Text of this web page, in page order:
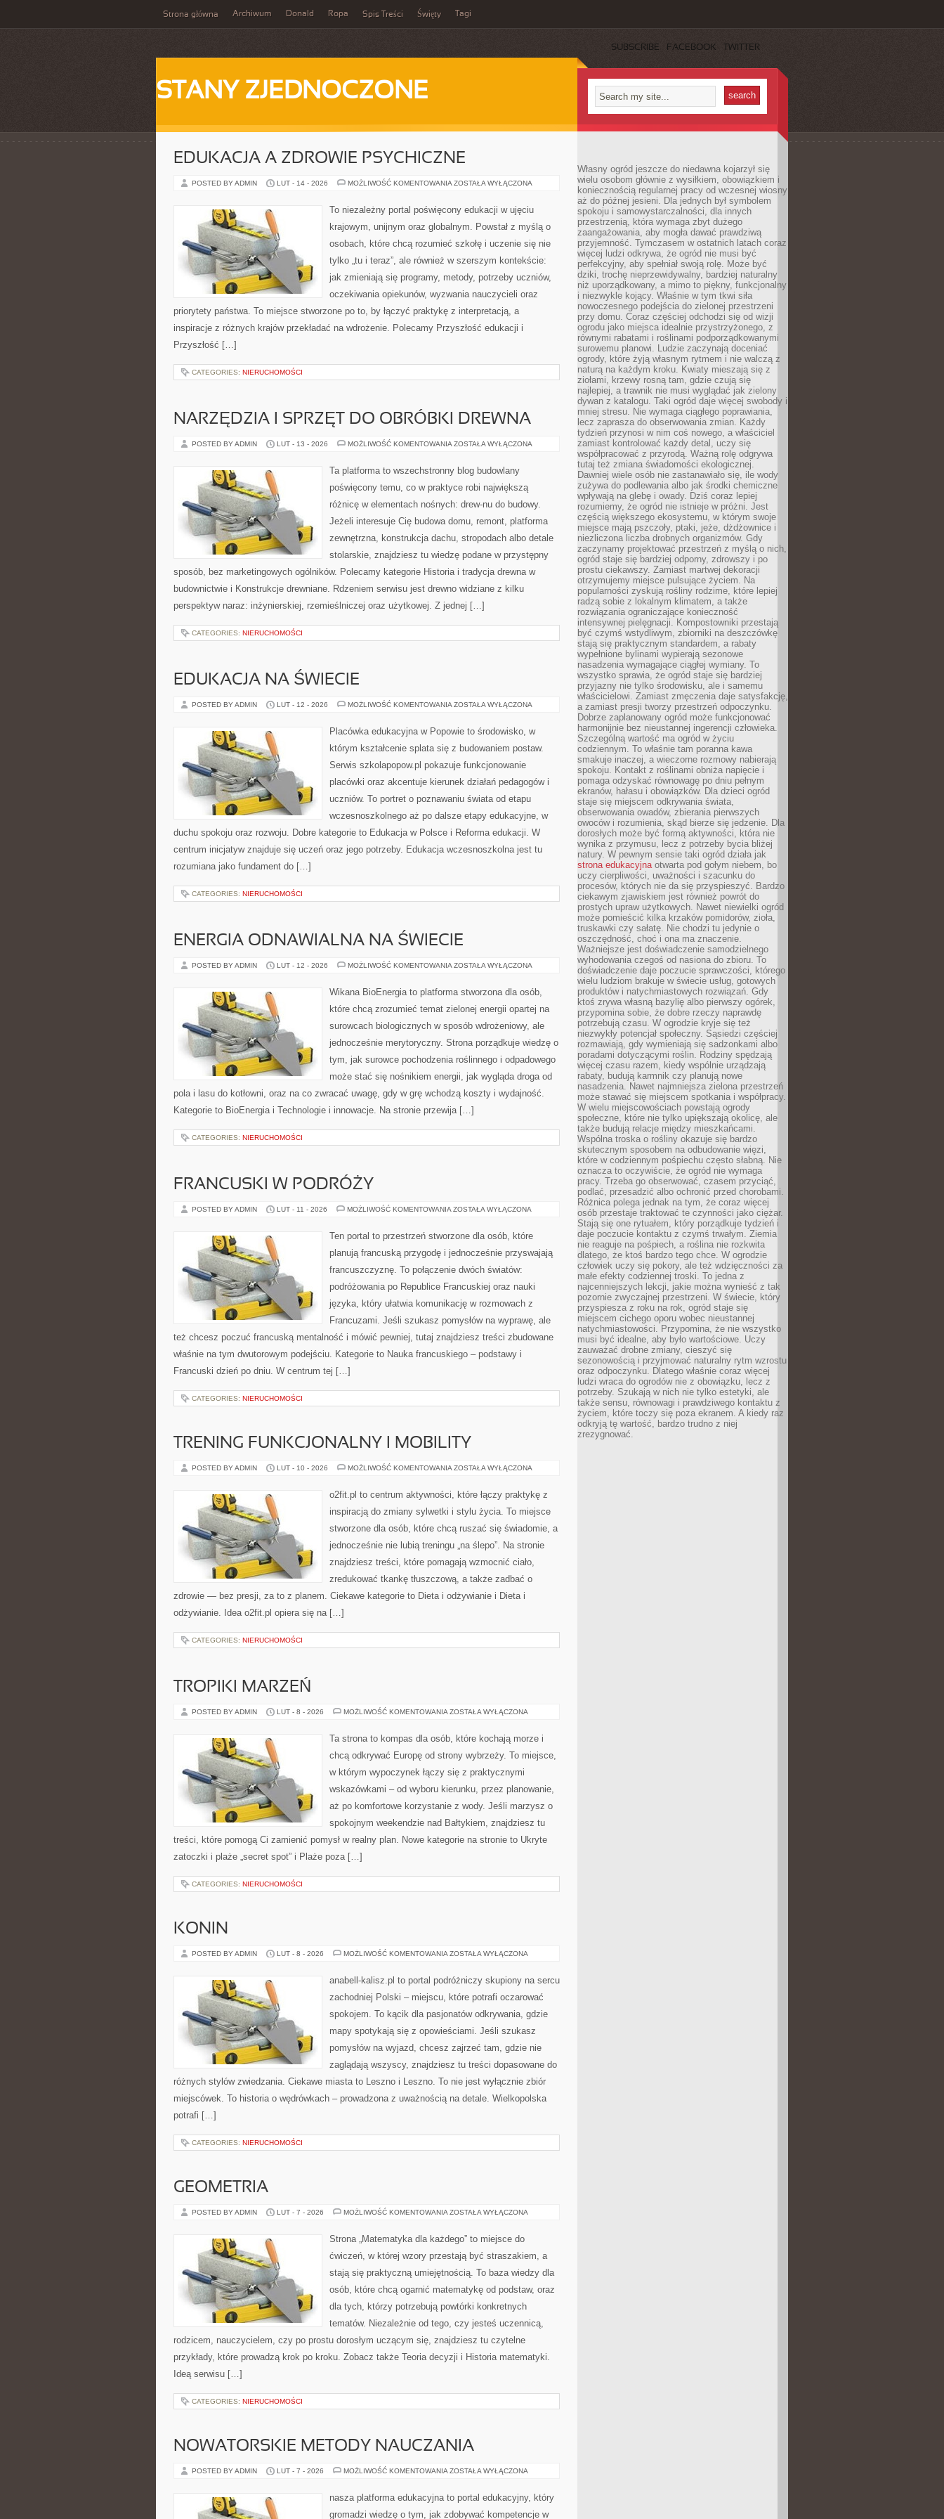
Strona główna Archiwum Donald Ropa Spis Treści Święty Tagi
SUBSCRIBE FACEBOOK TWITTER
STANY ZJEDNOCZONE
EDUKACJA A ZDROWIE PSYCHICZNE
POSTED BY ADMIN LUT - 14 - 2026 MOŻLIWOŚĆ KOMENTOWANIA EDUKACJA
PSYCHICZNE
ZOSTAŁA WYŁĄCZONA
To niezależny portal poświęcony edukacji w ujęciu
krajowym, unijnym oraz globalnym. Powstał z myślą o
osobach, które chcą rozumieć szkołę i uczenie się nie
tylko „tu i teraz”, ale również w szerszym kontekście:
jak zmieniają się programy, metody, potrzeby uczniów,
oczekiwania opiekunów, wyzwania nauczycieli oraz
priorytety państwa. To miejsce stworzone po to, by łączyć praktykę z interpretacją, a
inspiracje z różnych krajów przekładać na wdrożenie. Polecamy Przyszłość edukacji i
Przyszłość […]
CATEGORIES: NIERUCHOMOŚCI
NARZĘDZIA I SPRZĘT DO OBRÓBKI DREWNA
POSTED BY ADMIN LUT - 13 - 2026 MOŻLIWOŚĆ KOMENTOWANIA NARZĘDZIA
DO
OBRÓBKI
ZOSTAŁA WYŁĄCZONA
Ta platforma to wszechstronny blog budowlany
poświęcony temu, co w praktyce robi największą
różnicę w elementach nośnych: drew-nu do budowy.
Jeżeli interesuje Cię budowa domu, remont, platforma
zewnętrzna, konstrukcja dachu, stropodach albo detale
stolarskie, znajdziesz tu wiedzę podane w przystępny
sposób, bez marketingowych ogólników. Polecamy kategorie Historia i tradycja drewna w
budownictwie i Konstrukcje drewniane. Rdzeniem serwisu jest drewno widziane z kilku
perspektyw naraz: inżynierskiej, rzemieślniczej oraz użytkowej. Z jednej […]
CATEGORIES: NIERUCHOMOŚCI
EDUKACJA NA ŚWIECIE
POSTED BY ADMIN LUT - 12 - 2026 MOŻLIWOŚĆ KOMENTOWANIA EDUKACJA
ZOSTAŁA WYŁĄCZONA
Placówka edukacyjna w Popowie to środowisko, w
którym kształcenie splata się z budowaniem postaw.
Serwis szkolapopow.pl pokazuje funkcjonowanie
placówki oraz akcentuje kierunek działań pedagogów i
uczniów. To portret o poznawaniu świata od etapu
wczesnoszkolnego aż po dalsze etapy edukacyjne, w
duchu spokoju oraz rozwoju. Dobre kategorie to Edukacja w Polsce i Reforma edukacji. W
centrum inicjatyw znajduje się uczeń oraz jego potrzeby. Edukacja wczesnoszkolna jest tu
rozumiana jako fundament do […]
CATEGORIES: NIERUCHOMOŚCI
ENERGIA ODNAWIALNA NA ŚWIECIE
POSTED BY ADMIN LUT - 12 - 2026 MOŻLIWOŚĆ KOMENTOWANIA ENERGIA
ŚWIECIE
ZOSTAŁA WYŁĄCZONA
Wikana BioEnergia to platforma stworzona dla osób,
które chcą zrozumieć temat zielonej energii opartej na
surowcach biologicznych w sposób wdrożeniowy, ale
jednocześnie merytoryczny. Strona porządkuje wiedzę o
tym, jak surowce pochodzenia roślinnego i odpadowego
może stać się nośnikiem energii, jak wygląda droga od
pola i lasu do kotłowni, oraz na co zwracać uwagę, gdy w grę wchodzą koszty i wydajność.
Kategorie to BioEnergia i Technologie i innowacje. Na stronie przewija […]
CATEGORIES: NIERUCHOMOŚCI
FRANCUSKI W PODRÓŻY
POSTED BY ADMIN LUT - 11 - 2026 MOŻLIWOŚĆ KOMENTOWANIA FRANCUSKI
ZOSTAŁA WYŁĄCZONA
Ten portal to przestrzeń stworzone dla osób, które
planują francuską przygodę i jednocześnie przyswajają
francuszczyznę. To połączenie dwóch światów:
podróżowania po Republice Francuskiej oraz nauki
języka, który ułatwia komunikację w rozmowach z
Francuzami. Jeśli szukasz pomysłów na wyprawę, ale
też chcesz poczuć francuską mentalność i mówić pewniej, tutaj znajdziesz treści zbudowane
właśnie na tym dwutorowym podejściu. Kategorie to Nauka francuskiego – podstawy i
Francuski dzień po dniu. W centrum tej […]
CATEGORIES: NIERUCHOMOŚCI
TRENING FUNKCJONALNY I MOBILITY
POSTED BY ADMIN LUT - 10 - 2026 MOŻLIWOŚĆ KOMENTOWANIA TRENING
MOBILITY
ZOSTAŁA WYŁĄCZONA
o2fit.pl to centrum aktywności, które łączy praktykę z
inspiracją do zmiany sylwetki i stylu życia. To miejsce
stworzone dla osób, które chcą ruszać się świadomie, a
jednocześnie nie lubią treningu „na ślepo”. Na stronie
znajdziesz treści, które pomagają wzmocnić ciało,
zredukować tkankę tłuszczową, a także zadbać o
zdrowie — bez presji, za to z planem. Ciekawe kategorie to Dieta i odżywianie i Dieta i
odżywianie. Idea o2fit.pl opiera się na […]
CATEGORIES: NIERUCHOMOŚCI
TROPIKI MARZEŃ
POSTED BY ADMIN LUT - 8 - 2026 MOŻLIWOŚĆ KOMENTOWANIA TROPIKI
ZOSTAŁA WYŁĄCZONA
Ta strona to kompas dla osób, które kochają morze i
chcą odkrywać Europę od strony wybrzeży. To miejsce,
w którym wypoczynek łączy się z praktycznymi
wskazówkami – od wyboru kierunku, przez planowanie,
aż po komfortowe korzystanie z wody. Jeśli marzysz o
spokojnym weekendzie nad Bałtykiem, znajdziesz tu
treści, które pomogą Ci zamienić pomysł w realny plan. Nowe kategorie na stronie to Ukryte
zatoczki i plaże „secret spot” i Plaże poza […]
CATEGORIES: NIERUCHOMOŚCI
KONIN
POSTED BY ADMIN LUT - 8 - 2026 MOŻLIWOŚĆ KOMENTOWANIA KONIN
ZOSTAŁA WYŁĄCZONA
anabell-kalisz.pl to portal podróżniczy skupiony na sercu
zachodniej Polski – miejscu, które potrafi oczarować
spokojem. To kącik dla pasjonatów odkrywania, gdzie
mapy spotykają się z opowieściami. Jeśli szukasz
pomysłów na wyjazd, chcesz zajrzeć tam, gdzie nie
zaglądają wszyscy, znajdziesz tu treści dopasowane do
różnych stylów zwiedzania. Ciekawe miasta to Leszno i Leszno. To nie jest wyłącznie zbiór
miejscówek. To historia o wędrówkach – prowadzona z uważnością na detale. Wielkopolska
potrafi […]
CATEGORIES: NIERUCHOMOŚCI
GEOMETRIA
POSTED BY ADMIN LUT - 7 - 2026 MOŻLIWOŚĆ KOMENTOWANIA GEOMETRIA
ZOSTAŁA WYŁĄCZONA
Strona „Matematyka dla każdego” to miejsce do
ćwiczeń, w której wzory przestają być straszakiem, a
stają się praktyczną umiejętnością. To baza wiedzy dla
osób, które chcą ogarnić matematykę od podstaw, oraz
dla tych, którzy potrzebują powtórki konkretnych
tematów. Niezależnie od tego, czy jesteś uczennicą,
rodzicem, nauczycielem, czy po prostu dorosłym uczącym się, znajdziesz tu czytelne
przykłady, które prowadzą krok po kroku. Zobacz także Teoria decyzji i Historia matematyki.
Ideą serwisu […]
CATEGORIES: NIERUCHOMOŚCI
NOWATORSKIE METODY NAUCZANIA
POSTED BY ADMIN LUT - 7 - 2026 MOŻLIWOŚĆ KOMENTOWANIA NOWATORSKIE
ZOSTAŁA WYŁĄCZONA
nasza platforma edukacyjna to portal edukacyjny, który
gromadzi wiedzę o tym, jak zdobywać kompetencje w
Własny ogród jeszcze do niedawna kojarzył się
wielu osobom głównie z wysiłkiem, obowiązkiem i
koniecznością regularnej pracy od wczesnej wiosny
aż do późnej jesieni. Dla jednych był symbolem
spokoju i samowystarczalności, dla innych
przestrzenią, która wymaga zbyt dużego
zaangażowania, aby mogła dawać prawdziwą
przyjemność. Tymczasem w ostatnich latach coraz
więcej ludzi odkrywa, że ogród nie musi być
perfekcyjny, aby spełniał swoją rolę. Może być
dziki, trochę nieprzewidywalny, bardziej naturalny
niż uporządkowany, a mimo to piękny, funkcjonalny
i niezwykle kojący. Właśnie w tym tkwi siła
nowoczesnego podejścia do zielonej przestrzeni
przy domu. Coraz częściej odchodzi się od wizji
ogrodu jako miejsca idealnie przystrzyżonego, z
równymi rabatami i roślinami podporządkowanymi
surowemu planowi. Ludzie zaczynają doceniać
ogrody, które żyją własnym rytmem i nie walczą z
naturą na każdym kroku. Kwiaty mieszają się z
ziołami, krzewy rosną tam, gdzie czują się
najlepiej, a trawnik nie musi wyglądać jak zielony
dywan z katalogu. Taki ogród daje więcej swobody i
mniej stresu. Nie wymaga ciągłego poprawiania,
lecz zaprasza do obserwowania zmian. Każdy
tydzień przynosi w nim coś nowego, a właściciel
zamiast kontrolować każdy detal, uczy się
współpracować z przyrodą. Ważną rolę odgrywa
tutaj też zmiana świadomości ekologicznej.
Dawniej wiele osób nie zastanawiało się, ile wody
zużywa do podlewania albo jak środki chemiczne
wpływają na glebę i owady. Dziś coraz lepiej
rozumiemy, że ogród nie istnieje w próżni. Jest
częścią większego ekosystemu, w którym swoje
miejsce mają pszczoły, ptaki, jeże, dżdżownice i
niezliczona liczba drobnych organizmów. Gdy
zaczynamy projektować przestrzeń z myślą o nich,
ogród staje się bardziej odporny, zdrowszy i po
prostu ciekawszy. Zamiast martwej dekoracji
otrzymujemy miejsce pulsujące życiem. Na
popularności zyskują rośliny rodzime, które lepiej
radzą sobie z lokalnym klimatem, a także
rozwiązania ograniczające konieczność
intensywnej pielęgnacji. Kompostowniki przestają
być czymś wstydliwym, zbiorniki na deszczówkę
stają się praktycznym standardem, a rabaty
wypełnione bylinami wypierają sezonowe
nasadzenia wymagające ciągłej wymiany. To
wszystko sprawia, że ogród staje się bardziej
przyjazny nie tylko środowisku, ale i samemu
właścicielowi. Zamiast zmęczenia daje satysfakcję,
a zamiast presji tworzy przestrzeń odpoczynku.
Dobrze zaplanowany ogród może funkcjonować
harmonijnie bez nieustannej ingerencji człowieka.
Szczególną wartość ma ogród w życiu
codziennym. To właśnie tam poranna kawa
smakuje inaczej, a wieczorne rozmowy nabierają
spokoju. Kontakt z roślinami obniża napięcie i
pomaga odzyskać równowagę po dniu pełnym
ekranów, hałasu i obowiązków. Dla dzieci ogród
staje się miejscem odkrywania świata,
obserwowania owadów, zbierania pierwszych
owoców i rozumienia, skąd bierze się jedzenie. Dla
dorosłych może być formą aktywności, która nie
wynika z przymusu, lecz z potrzeby bycia bliżej
natury. W pewnym sensie taki ogród działa jak
strona edukacyjnaotwarta pod gołym niebem, bo
uczy cierpliwości, uważności i szacunku do
procesów, których nie da się przyspieszyć. Bardzo
ciekawym zjawiskiem jest również powrót do
prostych upraw użytkowych. Nawet niewielki ogród
może pomieścić kilka krzaków pomidorów, zioła,
truskawki czy sałatę. Nie chodzi tu jedynie o
oszczędność, choć i ona ma znaczenie.
Ważniejsze jest doświadczenie samodzielnego
wyhodowania czegoś od nasiona do zbioru. To
doświadczenie daje poczucie sprawczości, którego
wielu ludziom brakuje w świecie usług, gotowych
produktów i natychmiastowych rozwiązań. Gdy
ktoś zrywa własną bazylię albo pierwszy ogórek,
przypomina sobie, że dobre rzeczy naprawdę
potrzebują czasu. W ogrodzie kryje się też
niezwykły potencjał społeczny. Sąsiedzi częściej
rozmawiają, gdy wymieniają się sadzonkami albo
poradami dotyczącymi roślin. Rodziny spędzają
więcej czasu razem, kiedy wspólnie urządzają
rabaty, budują karmnik czy planują nowe
nasadzenia. Nawet najmniejsza zielona przestrzeń
może stawać się miejscem spotkania i współpracy.
W wielu miejscowościach powstają ogrody
społeczne, które nie tylko upiększają okolicę, ale
także budują relacje między mieszkańcami.
Wspólna troska o rośliny okazuje się bardzo
skutecznym sposobem na odbudowanie więzi,
które w codziennym pośpiechu często słabną. Nie
oznacza to oczywiście, że ogród nie wymaga
pracy. Trzeba go obserwować, czasem przyciąć,
podlać, przesadzić albo ochronić przed chorobami.
Różnica polega jednak na tym, że coraz więcej
osób przestaje traktować te czynności jako ciężar.
Stają się one rytuałem, który porządkuje tydzień i
daje poczucie kontaktu z czymś trwałym. Ziemia
nie reaguje na pośpiech, a roślina nie rozkwita
dlatego, że ktoś bardzo tego chce. W ogrodzie
człowiek uczy się pokory, ale też wdzięczności za
małe efekty codziennej troski. To jedna z
najcenniejszych lekcji, jakie można wynieść z tak
pozornie zwyczajnej przestrzeni. W świecie, który
przyspiesza z roku na rok, ogród staje się
miejscem cichego oporu wobec nieustannej
natychmiastowości. Przypomina, że nie wszystko
musi być idealne, aby było wartościowe. Uczy
zauważać drobne zmiany, cieszyć się
sezonowością i przyjmować naturalny rytm wzrostu
oraz odpoczynku. Dlatego właśnie coraz więcej
ludzi wraca do ogrodów nie z obowiązku, lecz z
potrzeby. Szukają w nich nie tylko estetyki, ale
także sensu, równowagi i prawdziwego kontaktu z
życiem, które toczy się poza ekranem. A kiedy raz
odkryją tę wartość, bardzo trudno z niej
zrezygnować.